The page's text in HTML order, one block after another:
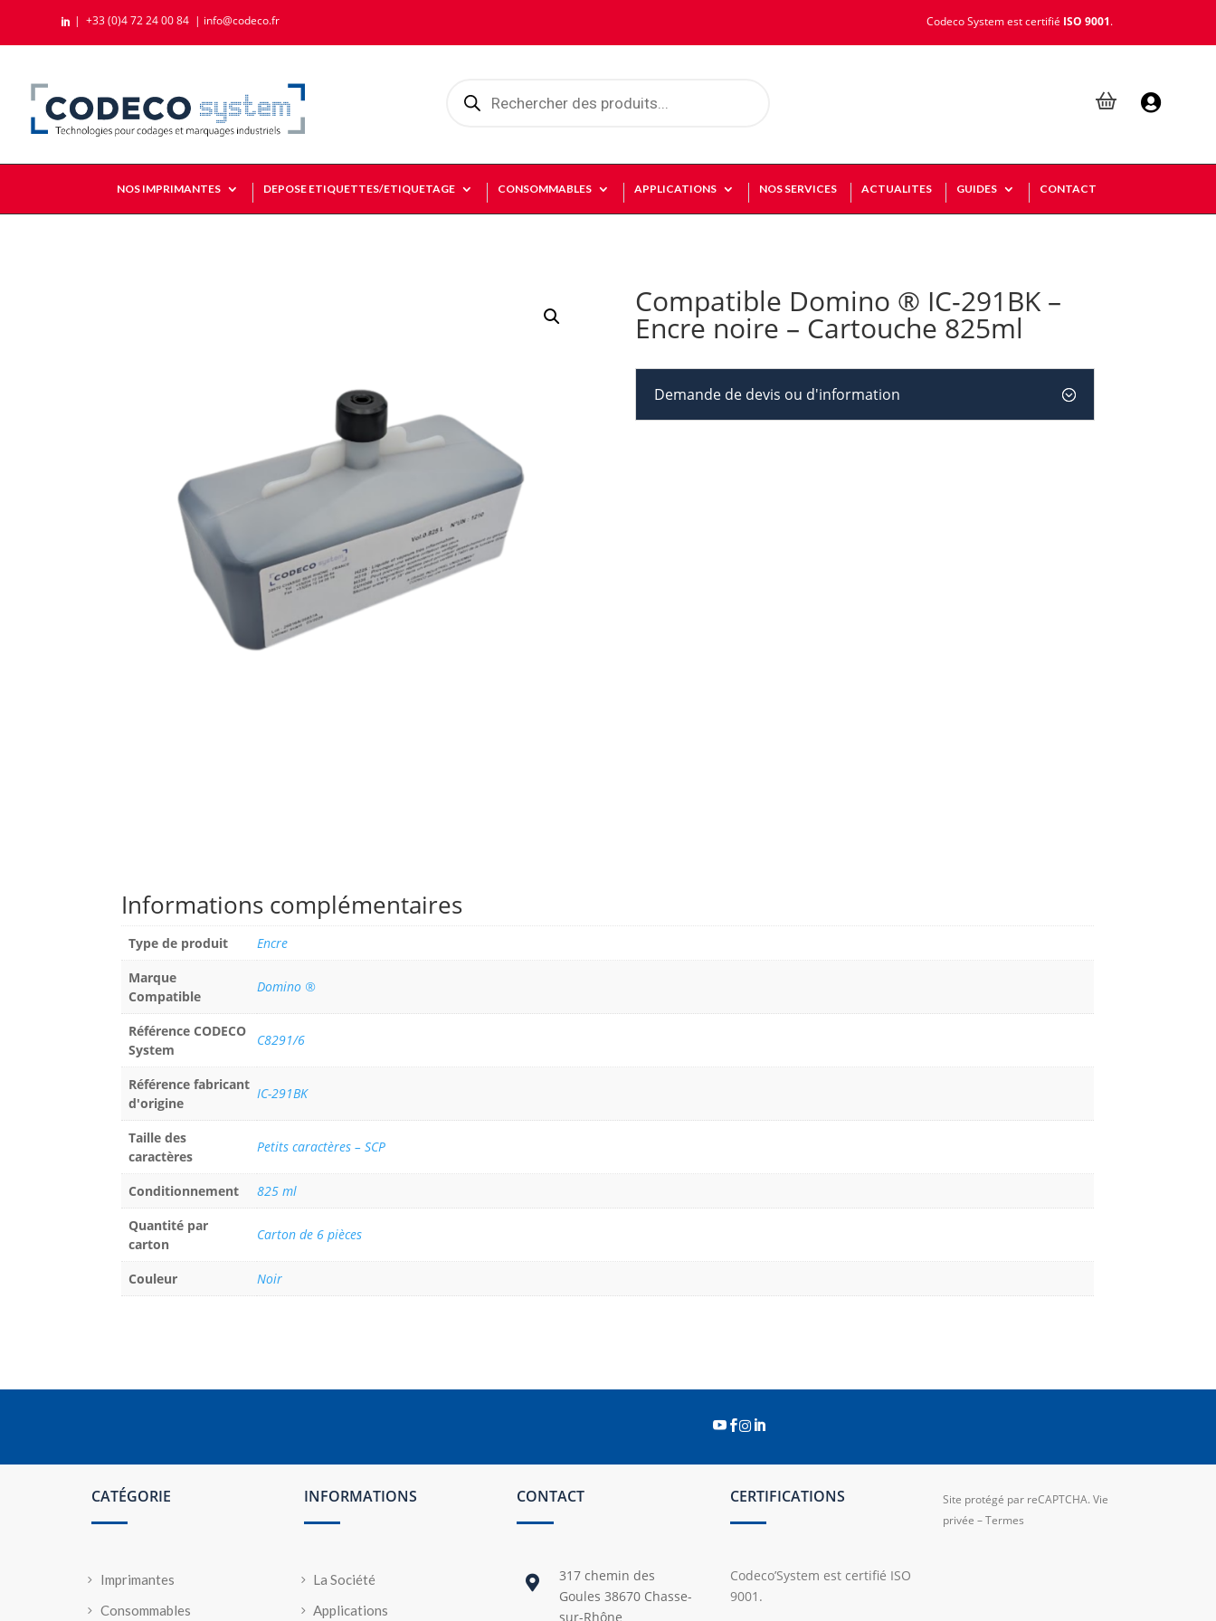
 | +33 (0)4 72 24 00 84 | info@codeco.fr Codeco System est certifié ISO 9001.
produits 
NOS IMPRIMANTES DEPOSE ETIQUETTES/ETIQUETAGE CONSOMMABLES APPLICATIONS NOS SERVICES ACTUALITES GUIDES CONTACT
Compatible Domino ® IC-291BK –
Encre noire – Cartouche 825ml
Demande de devis ou d'information
Informations complémentaires
Type de produit
Encre
Marque
Compatible
Domino ®
Référence CODECO
System
C8291/6
Référence fabricant
d'origine
IC-291BK
Taille des
caractères
Petits caractères – SCP
Conditionnement
825 ml
Quantité par
carton
Carton de 6 pièces
Couleur Noir
 
CATÉGORIE
Imprimantes
Consommables
INFORMATIONS
La Société
Applications
CONTACT

317 chemin des
Goules 38670 Chasse-
sur-Rhône
CERTIFICATIONS
Codeco’System est certifié ISO
9001.
Site protégé par reCAPTCHA.Vie
privée –Termes